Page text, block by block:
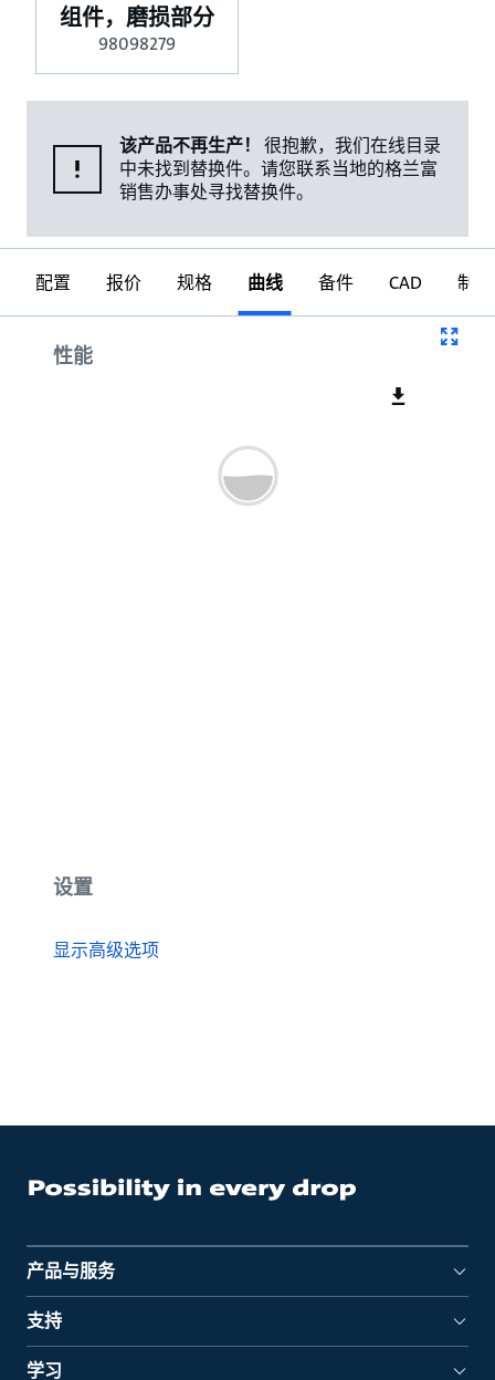
组件，磨损部分
98098279
该产品不再生产！
很抱歉，我们在线目录
中未找到替换件。请您联系当地的格兰富
销售办事处寻找替换件。
配置 报价 规格 曲线 备件 CAD 制图
性能
设置
显示高级选项
产品与服务
支持
学习